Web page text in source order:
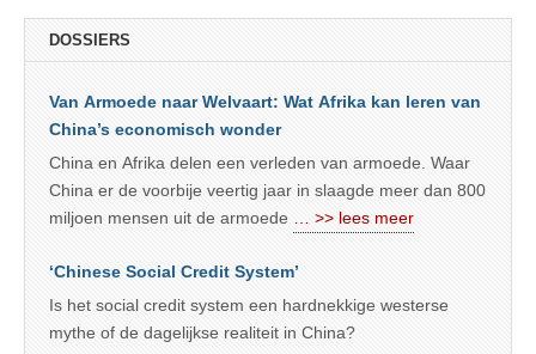
DOSSIERS
Van Armoede naar Welvaart: Wat Afrika kan leren van
China’s economisch wonder
China en Afrika delen een verleden van armoede. Waar
China er de voorbije veertig jaar in slaagde meer dan 800
miljoen mensen uit de armoede
… >> lees meer
‘Chinese Social Credit System’
Is het social credit system een hardnekkige westerse
mythe of de dagelijkse realiteit in China?